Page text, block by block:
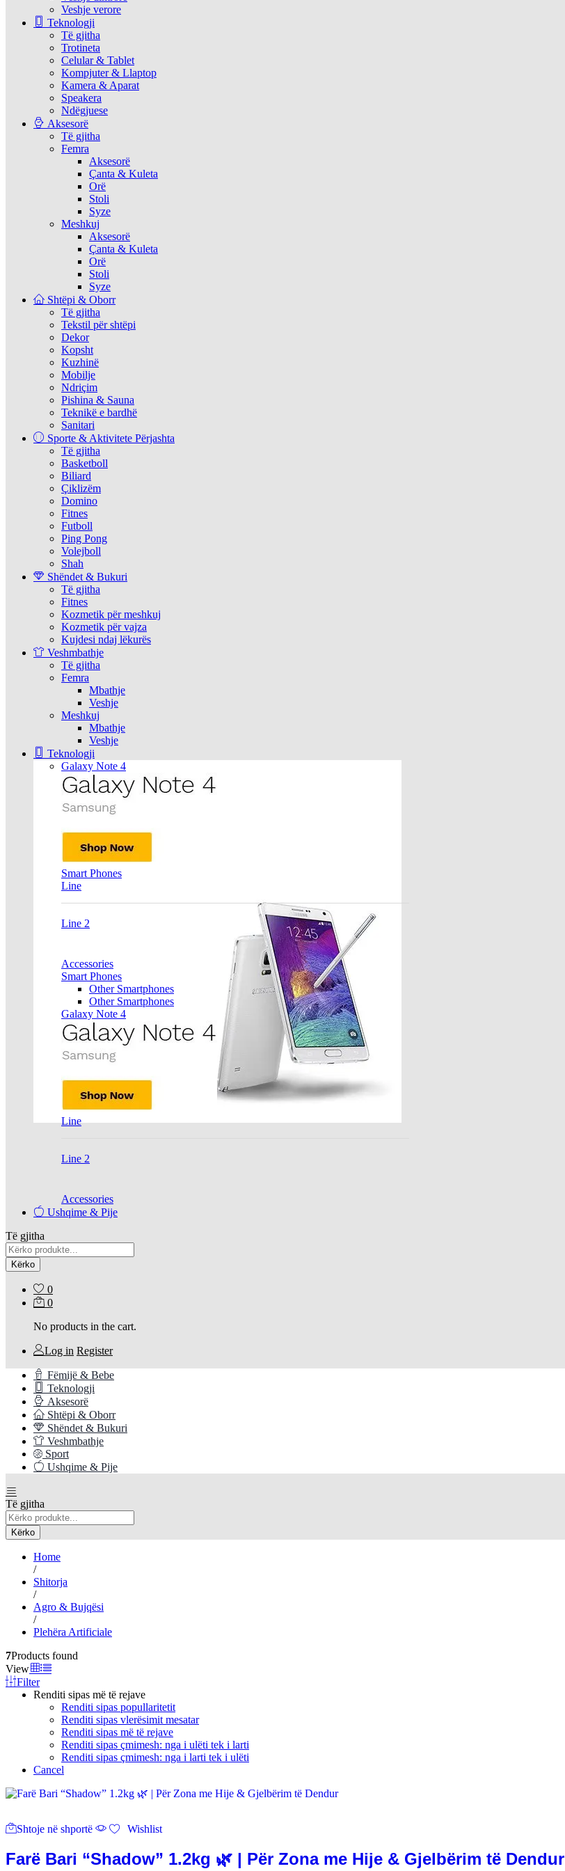
Veshje verore
Teknologji
Të gjitha
Trotineta
Celular & Tablet
Kompjuter & Llaptop
Kamera & Aparat
Speakera
Ndëgjuese
Aksesorë
Të gjitha
Femra
Aksesorë
Çanta & Kuleta
Orë
Stoli
Syze
Meshkuj
Aksesorë
Çanta & Kuleta
Orë
Stoli
Syze
Shtëpi & Oborr
Të gjitha
Tekstil për shtëpi
Dekor
Kopsht
Kuzhinë
Mobilje
Ndriçim
Pishina & Sauna
Teknikë e bardhë
Sanitari
Sporte & Aktivitete Përjashta
Të gjitha
Basketboll
Biliard
Çiklizëm
Domino
Fitnes
Futboll
Ping Pong
Volejboll
Shah
Shëndet & Bukuri
Të gjitha
Fitnes
Kozmetik për meshkuj
Kozmetik për vajza
Kujdesi ndaj lëkurës
Veshmbathje
Të gjitha
Femra
Mbathje
Veshje
Meshkuj
Mbathje
Veshje
Teknologji
Galaxy Note 4
Smart Phones
Line
Line 2
Accessories
Smart Phones
Other Smartphones
Other Smartphones
Galaxy Note 4
Line
Line 2
Accessories
Ushqime & Pije
Të gjitha
Kërko
0
0
No products in the cart.
Log in Register
Fëmijë & Bebe
Teknologji
Aksesorë
Shtëpi & Oborr
Shëndet & Bukuri
Veshmbathje
Sport
Ushqime & Pije
Të gjitha
Kërko
Home
/
Shitorja
/
Agro & Bujqësi
/
Plehëra Artificiale
7Products found
View
Filter
Renditi sipas më të rejave
Renditi sipas popullaritetit
Renditi sipas vlerësimit mesatar
Renditi sipas më të rejave
Renditi sipas çmimesh: nga i ulëti tek i larti
Renditi sipas çmimesh: nga i larti tek i ulëti
Cancel
Shtoje në shportë Wishlist
Farë Bari “Shadow” 1.2kg 🌿 | Për Zona me Hije & Gjelbërim të Dendur